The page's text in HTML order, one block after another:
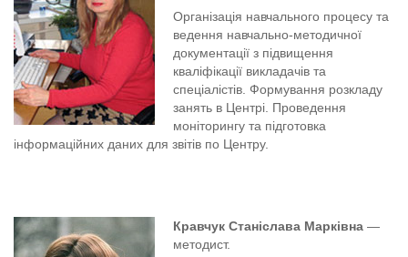
Організація навчального процесу та
ведення навчально-методичної
документації з підвищення
кваліфікації викладачів та
спеціалістів. Формування розкладу
занять в Центрі. Проведення
моніторингу та підготовка
інформаційних даних для звітів по Центру.
Кравчук Станіслава Марківна —
методист.